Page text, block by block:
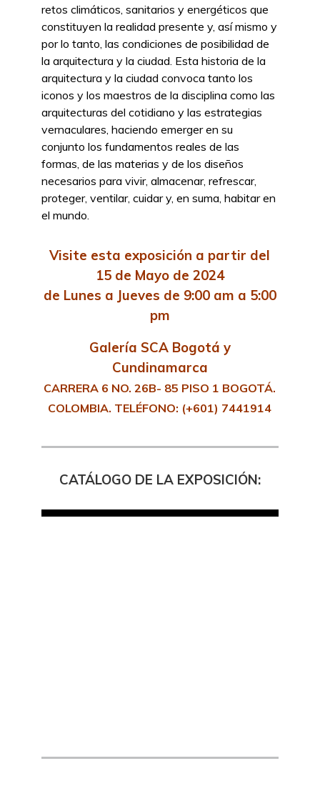
retos climáticos, sanitarios y energéticos que
constituyen la realidad presente y, así mismo y
por lo tanto, las condiciones de posibilidad de
la arquitectura y la ciudad. Esta historia de la
arquitectura y la ciudad convoca tanto los
iconos y los maestros de la disciplina como las
arquitecturas del cotidiano y las estrategias
vernaculares, haciendo emerger en su
conjunto los fundamentos reales de las
formas, de las materias y de los diseños
necesarios para vivir, almacenar, refrescar,
proteger, ventilar, cuidar y, en suma, habitar en
el mundo.
Visite esta exposición a partir del
15 de Mayo de 2024
de Lunes a Jueves de 9:00 am a 5:00
pm
Galería SCA Bogotá y
Cundinamarca
CARRERA 6 NO. 26B- 85 PISO 1 BOGOTÁ.
COLOMBIA. TELÉFONO: (+601) 7441914
CATÁLOGO DE LA EXPOSICIÓN: